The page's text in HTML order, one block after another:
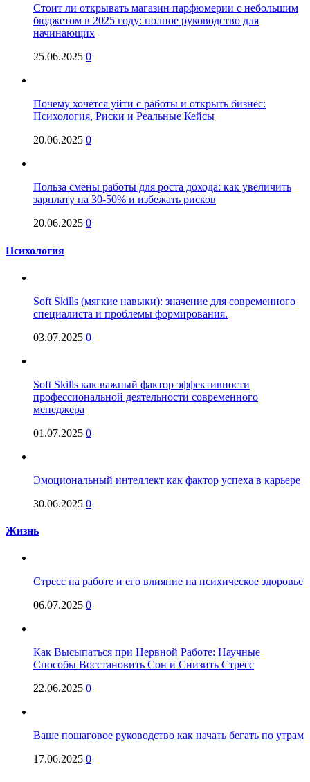
Стоит ли открывать магазин парфюмерии с небольшим
бюджетом в 2025 году: полное руководство для
начинающих
25.06.2025 0
Почему хочется уйти с работы и открыть бизнес:
Психология, Риски и Реальные Кейсы
20.06.2025 0
Польза смены работы для роста дохода: как увеличить
зарплату на 30-50% и избежать рисков
20.06.2025 0
Психология
Soft Skills (мягкие навыки): значение для современного
специалиста и проблемы формирования.
03.07.2025 0
Soft Skills как важный фактор эффективности
профессиональной деятельности современного
менеджера
01.07.2025 0
Эмоциональный интеллект как фактор успеха в карьере
30.06.2025 0
Жизнь
Стресс на работе и его влияние на психическое здоровье
06.07.2025 0
Как Высыпаться при Нервной Работе: Научные
Способы Восстановить Сон и Снизить Стресс
22.06.2025 0
Ваше пошаговое руководство как начать бегать по утрам
17.06.2025 0